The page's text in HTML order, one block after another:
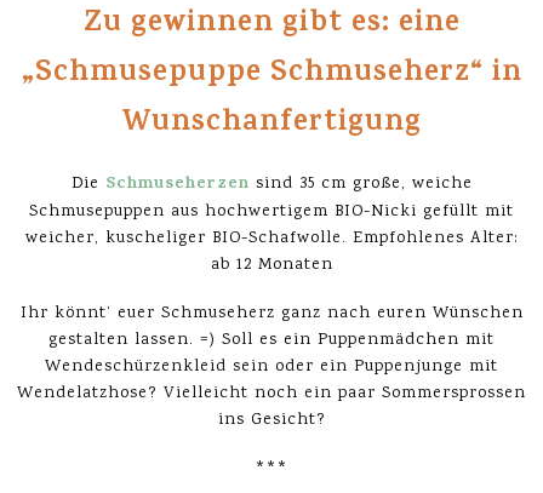
Zu gewinnen gibt es: eine
„Schmusepuppe Schmuseherz“ in
Wunschanfertigung
Die Schmuseherzen sind 35 cm große, weiche
Schmusepuppen aus hochwertigem BIO-Nicki gefüllt mit
weicher, kuscheliger BIO-Schafwolle. Empfohlenes Alter:
ab 12 Monaten
Ihr könnt‘ euer Schmuseherz ganz nach euren Wünschen
gestalten lassen. =) Soll es ein Puppenmädchen mit
Wendeschürzenkleid sein oder ein Puppenjunge mit
Wendelatzhose? Vielleicht noch ein paar Sommersprossen
ins Gesicht?
***